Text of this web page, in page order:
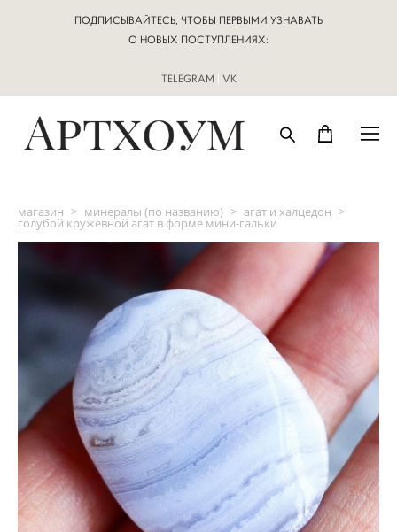
ПОДПИСЫВАЙТЕСЬ, ЧТОБЫ ПЕРВЫМИ УЗНАВАТЬ
О НОВЫХ ПОСТУПЛЕНИЯХ:
TELEGRAM | VK
магазин > минералы (по названию) > агат и халцедон >
голубой кружевной агат в форме мини-гальки